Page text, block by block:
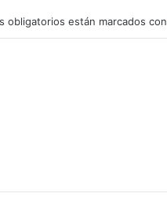
obligatorios están marcados con